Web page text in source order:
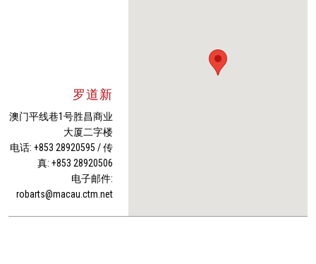
罗道新
澳门平线巷1号胜昌商业
大厦二字楼
电话: +853 28920595 / 传
真: +853 28920506
电子邮件:
robarts@macau.ctm.net